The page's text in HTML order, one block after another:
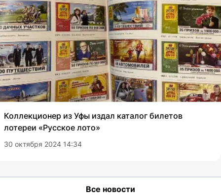
Коллекционер из Уфы издал каталог билетов
лотереи «Русское лото»
30 октября 2024 14:34
Все новости